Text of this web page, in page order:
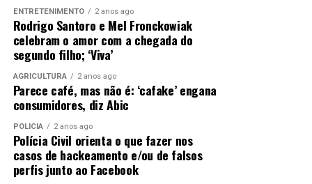
ENTRETENIMENTO 2 anos ago
Rodrigo Santoro e Mel Fronckowiak
celebram o amor com a chegada do
segundo filho; ‘Viva’
AGRICULTURA 2 anos ago
Parece café, mas não é: ‘cafake’ engana
consumidores, diz Abic
POLÍCIA 2 anos ago
Polícia Civil orienta o que fazer nos
casos de hackeamento e/ou de falsos
perfis junto ao Facebook